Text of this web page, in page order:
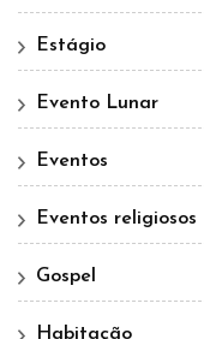
Estágio
Evento Lunar
Eventos
Eventos religiosos
Gospel
Habitação